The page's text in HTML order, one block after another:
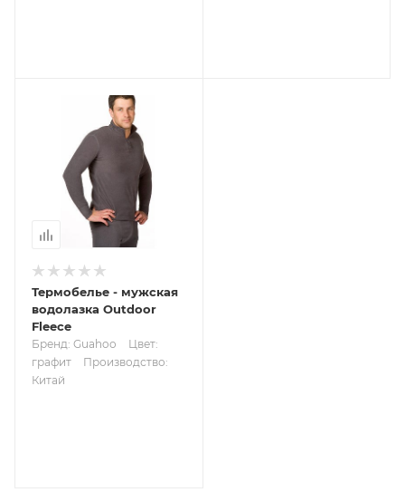
Термобелье - мужская
водолазка Outdoor
Fleece
Бренд: Guahoo
Цвет:
графит
Производство:
Китай